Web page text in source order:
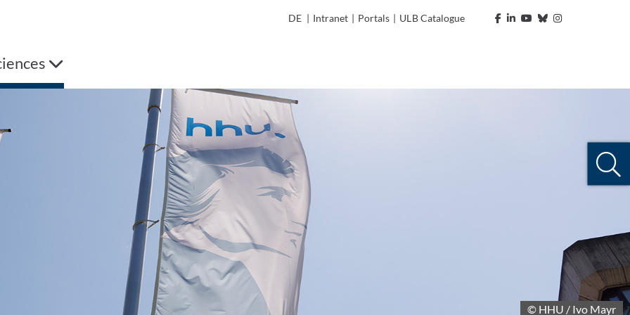
DE | Intranet | Portals | ULB Catalogue
© HHU / Ivo Mayr